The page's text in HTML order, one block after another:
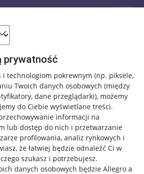
prywatność
i technologiom pokrewnym (np. piksele,
Twoich danych osobowych (między
dane przeglądarki), możemy
do Ciebie wyświetlane treści.
informacji na
lub dostęp do nich i przetwarzanie
profilowania, analiz rynkowych i
że łatwiej będzie odnaleźć Ci w
szukasz i potrzebujesz.
danych osobowych będzie Allegro a